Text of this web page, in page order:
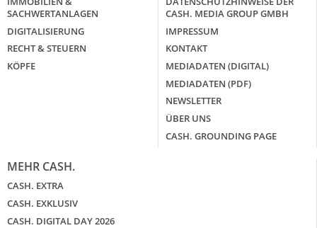
SACHWERTANLAGEN
DIGITALISIERUNG
RECHT & STEUERN
KÖPFE
CASH. MEDIA GROUP GMBH
IMPRESSUM
KONTAKT
MEDIADATEN (DIGITAL)
MEDIADATEN (PDF)
NEWSLETTER
ÜBER UNS
CASH. GROUNDING PAGE
MEHR CASH.
CASH. EXTRA
CASH. EXKLUSIV
CASH. DIGITAL DAY 2026